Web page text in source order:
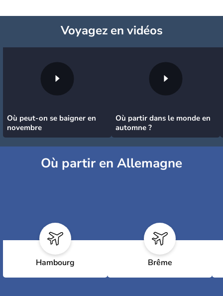
Voyagezen vidéos
Où peut-on se baigner en
novembre
Où partir dans le monde en
automne ?
Où partir en Allemagne
Hambourg Brême